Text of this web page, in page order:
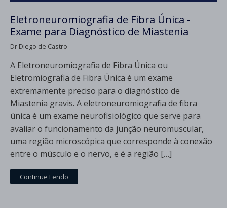
Eletroneuromiografia de Fibra Única -
Exame para Diagnóstico de Miastenia
Dr Diego de Castro
A Eletroneuromiografia de Fibra Única ou
Eletromiografia de Fibra Única é um exame
extremamente preciso para o diagnóstico de
Miastenia gravis. A eletroneuromiografia de fibra
única é um exame neurofisiológico que serve para
avaliar o funcionamento da junção neuromuscular,
uma região microscópica que corresponde à conexão
entre o músculo e o nervo, e é a região […]
Continue Lendo